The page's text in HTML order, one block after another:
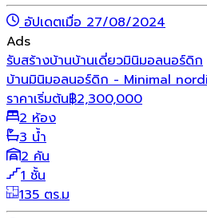
อัปเดตเมื่อ 27/08/2024
Ads
รับสร้างบ้านบ้านเดี่ยวมินิมอลนอร์ดิก
บ้านมินิมอลนอร์ดิก - Minimal
ราคาเริ่มต้น฿2,300,000
2 ห้อง
3 น้ำ
2 คัน
1 ชั้น
135 ตร.ม